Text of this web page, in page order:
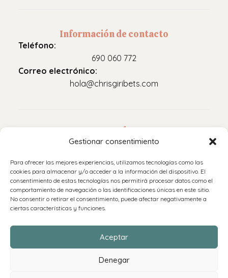
Gestionar consentimiento
Para ofrecer las mejores experiencias, utilizamos tecnologías como las
cookies para almacenar y/o acceder a la información del dispositivo. El
consentimiento de estas tecnologías nos permitirá procesar datos como el
comportamiento de navegación o las identificaciones únicas en este sitio.
No consentir o retirar el consentimiento, puede afectar negativamente a
ciertas características y funciones.
Aceptar
Denegar
Información de contacto
Teléfono:
690 060 772
Correo electrónico:
hola@chrisgiribets.com
Legal
Política de privacidad
Accesibilidad
Política de cookies (UE)